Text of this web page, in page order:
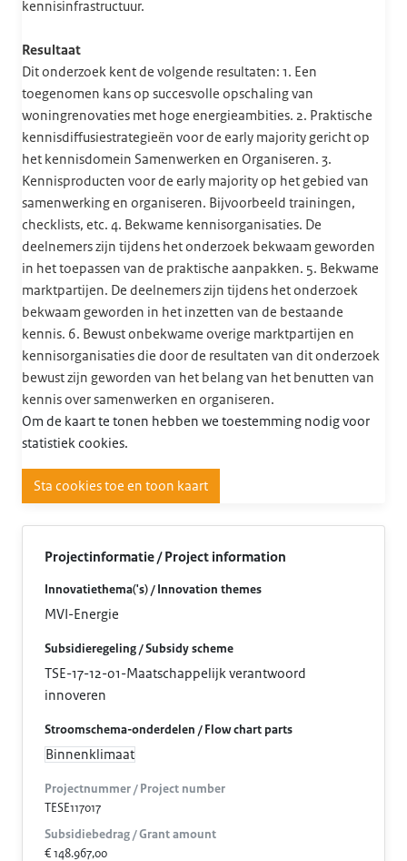
kennisinfrastructuur.
Resultaat
Dit onderzoek kent de volgende resultaten: 1. Een
toegenomen kans op succesvolle opschaling van
woningrenovaties met hoge energieambities. 2. Praktische
kennisdiffusiestrategieën voor de early majority gericht op
het kennisdomein Samenwerken en Organiseren. 3.
Kennisproducten voor de early majority op het gebied van
samenwerking en organiseren. Bijvoorbeeld trainingen,
checklists, etc. 4. Bekwame kennisorganisaties. De
deelnemers zijn tijdens het onderzoek bekwaam geworden
in het toepassen van de praktische aanpakken. 5. Bekwame
marktpartijen. De deelnemers zijn tijdens het onderzoek
bekwaam geworden in het inzetten van de bestaande
kennis. 6. Bewust onbekwame overige marktpartijen en
kennisorganisaties die door de resultaten van dit onderzoek
bewust zijn geworden van het belang van het benutten van
kennis over samenwerken en organiseren.
Om de kaart te tonen hebben we toestemming nodig voor
statistiek cookies.
Sta cookies toe en toon kaart
Projectinformatie / Project information
Innovatiethema('s) / Innovation themes
MVI-Energie
Subsidieregeling / Subsidy scheme
TSE-17-12-01-Maatschappelijk verantwoord
innoveren
Stroomschema-onderdelen / Flow chart parts
Binnenklimaat
Projectnummer / Project number
TESE117017
Subsidiebedrag / Grant amount
€ 148.967,00